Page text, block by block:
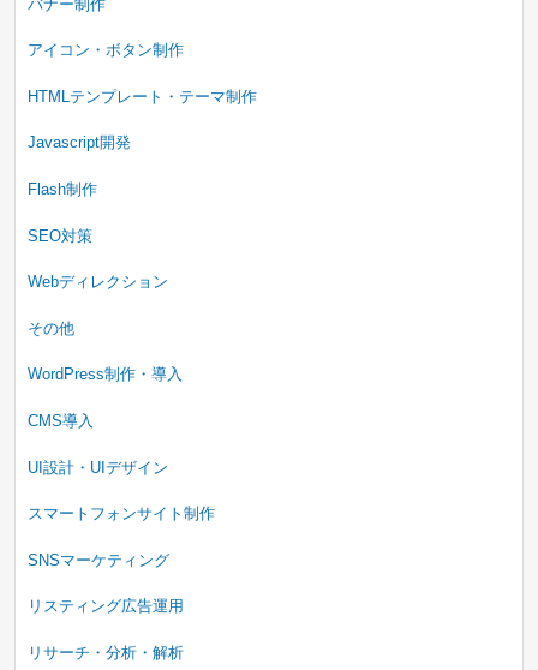
バナー制作
アイコン・ボタン制作
HTMLテンプレート・テーマ制作
Javascript開発
Flash制作
SEO対策
Webディレクション
その他
WordPress制作・導入
CMS導入
UI設計・UIデザイン
スマートフォンサイト制作
SNSマーケティング
リスティング広告運用
リサーチ・分析・解析